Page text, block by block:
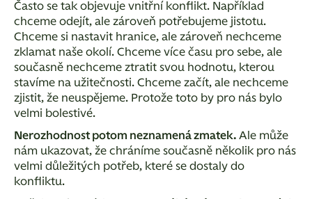
Často se tak objevuje vnitřní konflikt. Například
chceme odejít, ale zároveň potřebujeme jistotu.
Chceme si nastavit hranice, ale zároveň nechceme
zklamat naše okolí. Chceme více času pro sebe, ale
současně nechceme ztratit svou hodnotu, kterou
stavíme na užitečnosti. Chceme začít, ale nechceme
zjistit, že neuspějeme. Protože toto by pro nás bylo
velmi bolestivé.
Nerozhodnost potom neznamená zmatek. Ale může
nám ukazovat, že chráníme současně několik pro nás
velmi důležitých potřeb, které se dostaly do
konfliktu.